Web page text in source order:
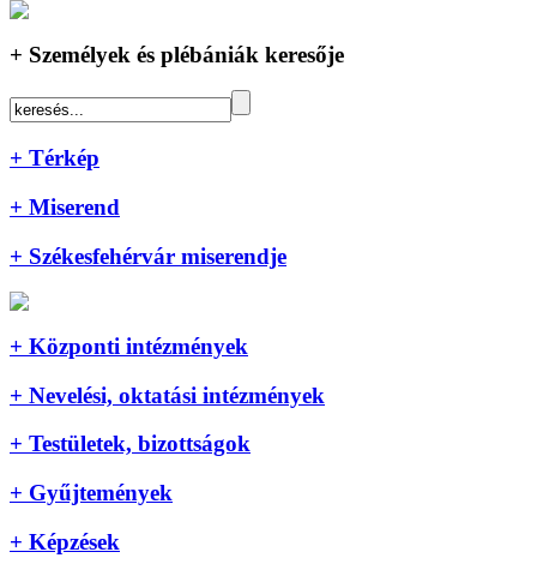
+ Személyek és plébániák keresője
+ Térkép
+ Miserend
+ Székesfehérvár miserendje
+ Központi intézmények
+ Nevelési, oktatási intézmények
+ Testületek, bizottságok
+ Gyűjtemények
+ Képzések